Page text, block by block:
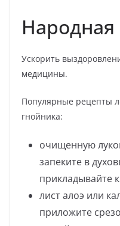
Ускорить
медицины.
Популярные рецепты
гнойника:
очищенную
запеките в
прикладывайте
лист алоэ или
приложите